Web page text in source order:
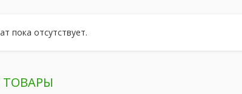
пока отсутствует.